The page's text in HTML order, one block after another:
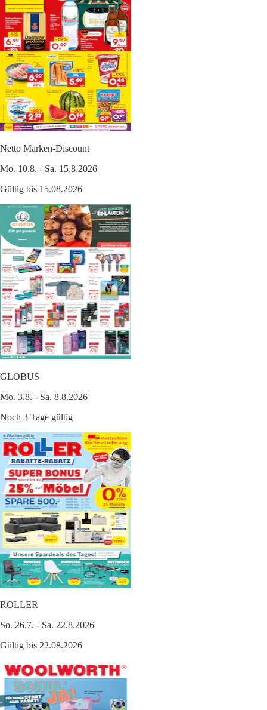
Netto Marken-Discount
Mo. 10.8. - Sa. 15.8.2026
Gültig bis 15.08.2026
GLOBUS
Mo. 3.8. - Sa. 8.8.2026
Noch 3 Tage gültig
ROLLER
So. 26.7. - Sa. 22.8.2026
Gültig bis 22.08.2026